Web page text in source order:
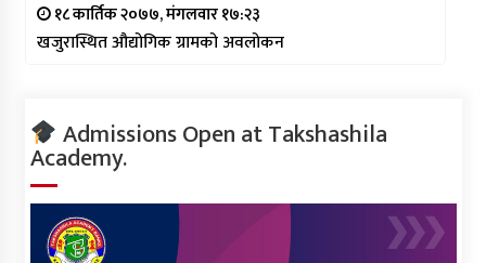
१८ कार्तिक २०७७, मंगलवार १७:२३
खजुरास्थित औद्योगिक ग्रामको अवलोकन
Admissions Open at Takshashila
Academy.